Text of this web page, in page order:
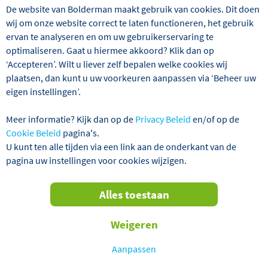
VERTREKGARANTIES!
Tijdens deze reis nemen wij u mee naar een fraai stukje
Frankrijk, namelijk de Elzas en de Vogezen. De Elzas staat
noordoosten van Frankrijk. De Vogezen staan bekend om
de prachtige natuur. Vanuit het 4* Grand Hôtel Filippo,
mooie excursies maken in deze populaire streek. Een
bezoek aan Straatsburg, de hoofdstad van de Elzas,
pittoreske wijndorpjes, een tocht door de Vogezen en een
De website van Bolderman maakt gebruik van cookies. Dit doen
wij om onze website correct te laten functioneren, het gebruik
ervan te analyseren en om uw gebruikerservaring te
optimaliseren. Gaat u hiermee akkoord? Klik dan op
‘Accepteren’. Wilt u liever zelf bepalen welke cookies wij
plaatsen, dan kunt u uw voorkeuren aanpassen via ‘Beheer uw
eigen instellingen’.
Meer informatie? Kijk dan op de Privacy Beleid en/of op de
Cookie Beleid pagina's.
U kunt ten alle tijden via een link aan de onderkant van de
pagina uw instellingen voor cookies wijzigen.
Aanpassen
Weigeren
Alles toestaan